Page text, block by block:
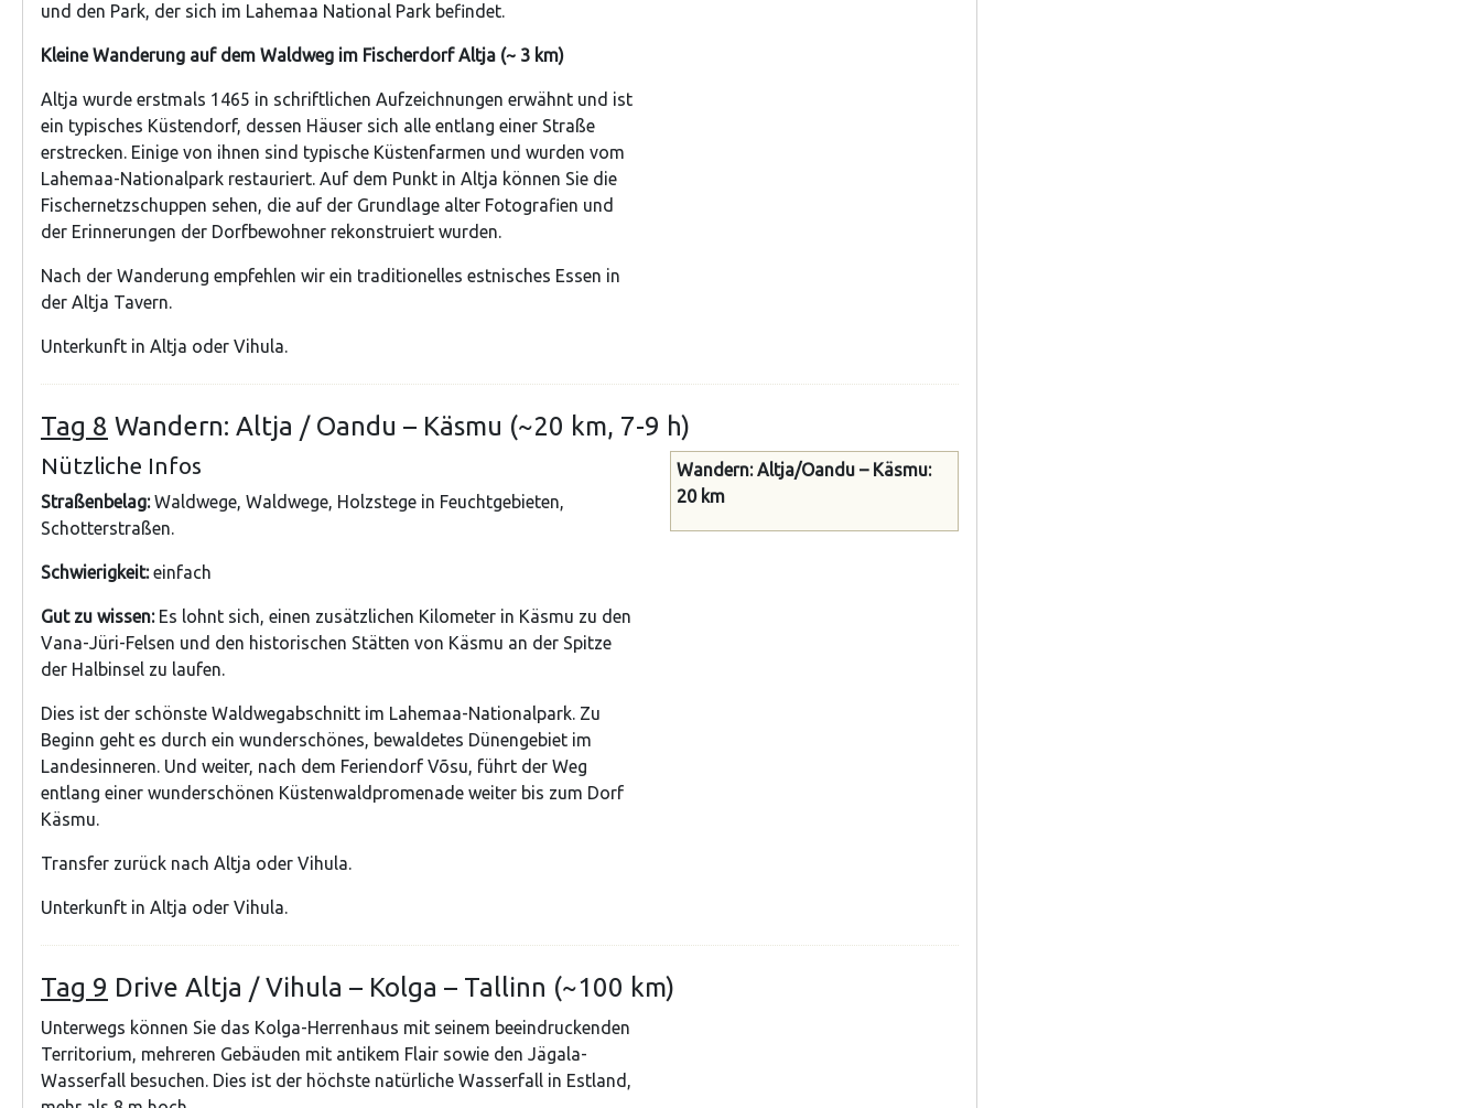
und den Park, der sich im Lahemaa National Park befindet.
Kleine Wanderung auf dem Waldweg im Fischerdorf Altja (~ 3 km)
Altja wurde erstmals 1465 in schriftlichen Aufzeichnungen erwähnt und ist
ein typisches Küstendorf, dessen Häuser sich alle entlang einer Straße
erstrecken. Einige von ihnen sind typische Küstenfarmen und wurden vom
Lahemaa-Nationalpark restauriert. Auf dem Punkt in Altja können Sie die
Fischernetzschuppen sehen, die auf der Grundlage alter Fotografien und
der Erinnerungen der Dorfbewohner rekonstruiert wurden.
Nach der Wanderung empfehlen wir ein traditionelles estnisches Essen in
der Altja Tavern.
Unterkunft in Altja oder Vihula.
Tag 8 Wandern: Altja / Oandu – Käsmu (~20 km, 7-9 h)
Nützliche Infos
Straßenbelag:Waldwege, Waldwege, Holzstege in Feuchtgebieten,
Schotterstraßen.
Schwierigkeit:einfach
Gut zu wissen:Es lohnt sich, einen zusätzlichen Kilometer in Käsmu zu den
Vana-Jüri-Felsen und den historischen Stätten von Käsmu an der Spitze
der Halbinsel zu laufen.
Dies ist der schönste Waldwegabschnitt im Lahemaa-Nationalpark. Zu
Beginn geht es durch ein wunderschönes, bewaldetes Dünengebiet im
Landesinneren. Und weiter, nach dem Feriendorf Võsu, führt der Weg
entlang einer wunderschönen Küstenwaldpromenade weiter bis zum Dorf
Käsmu.
Transfer zurück nach Altja oder Vihula.
Unterkunft in Altja oder Vihula.
Wandern: Altja/Oandu – Käsmu:
20 km
Tag 9 Drive Altja / Vihula – Kolga – Tallinn (~100 km)
Unterwegs können Sie das Kolga-Herrenhaus mit seinem beeindruckenden
Territorium, mehreren Gebäuden mit antikem Flair sowie den Jägala-
Wasserfall besuchen. Dies ist der höchste natürliche Wasserfall in Estland,